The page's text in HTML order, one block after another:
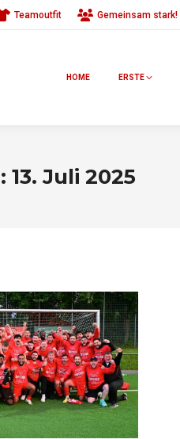
Teamoutfit Gemeinsam stark!
HOME ERSTE
13. Juli 2025